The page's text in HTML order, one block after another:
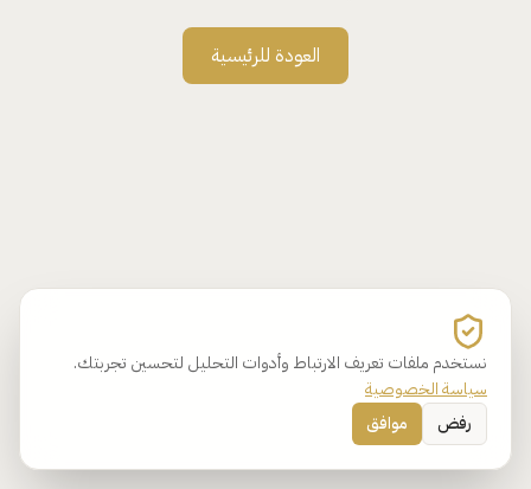
نستخدم ملفات تعريف الارتباط وأدوات التحليل لتحسين تجربتك.
سياسة الخصوصية
رفض
موافق
العودة للرئيسية